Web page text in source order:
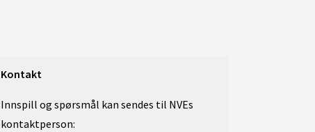
Kontakt
Innspill og spørsmål kan sendes til NVEs
kontaktperson: